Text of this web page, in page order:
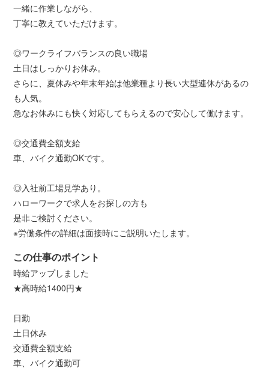
一緒に作業しながら、
丁寧に教えていただけます。
◎ワークライフバランスの良い職場
土日はしっかりお休み。
さらに、夏休みや年末年始は他業種より長い大型連休があるの
も人気。
急なお休みにも快く対応してもらえるので安心して働けます。
◎交通費全額支給
車、バイク通勤OKです。
◎入社前工場見学あり。
ハローワークで求人をお探しの方も
是非ご検討ください。
※労働条件の詳細は面接時にご説明いたします。
この仕事のポイント
時給アップしました
★高時給1400円★
日勤
土日休み
交通費全額支給
車、バイク通勤可